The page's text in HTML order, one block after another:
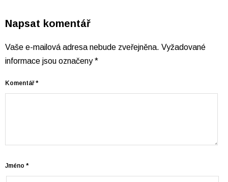
Napsat komentář
Vaše e-mailová adresa nebude zveřejněna. Vyžadované
informace jsou označeny*
Komentář*
Jméno *